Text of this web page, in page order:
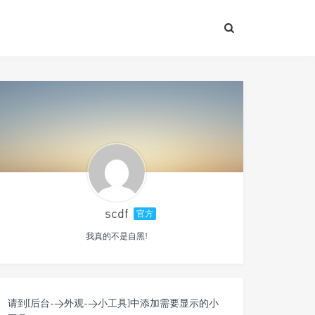
scdf 官方
我真的不是自黑!
请到[后台->外观->小工具]中添加需要显示的小